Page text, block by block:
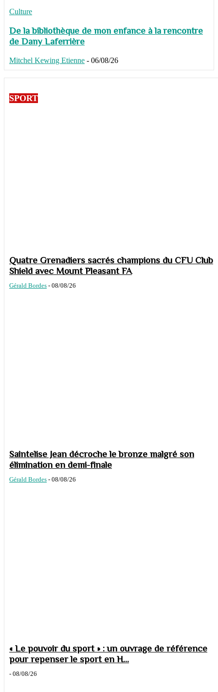
Culture
De la bibliothèque de mon enfance à la rencontre
de Dany Laferrière
Mitchel Kewing Etienne - 06/08/26
SPORT
Quatre Grenadiers sacrés champions du CFU Club
Shield avec Mount Pleasant FA
Gérald Bordes - 08/08/26
Saintelise Jean décroche le bronze malgré son
élimination en demi-finale
Gérald Bordes - 08/08/26
« Le pouvoir du sport » : un ouvrage de référence
pour repenser le sport en H...
- 08/08/26